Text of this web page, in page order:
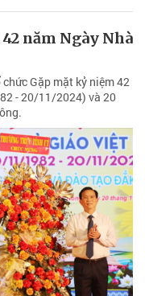
năm Ngày Nhà
Gặp mặt kỷ niệm 42
- 20/11/2024) và 20